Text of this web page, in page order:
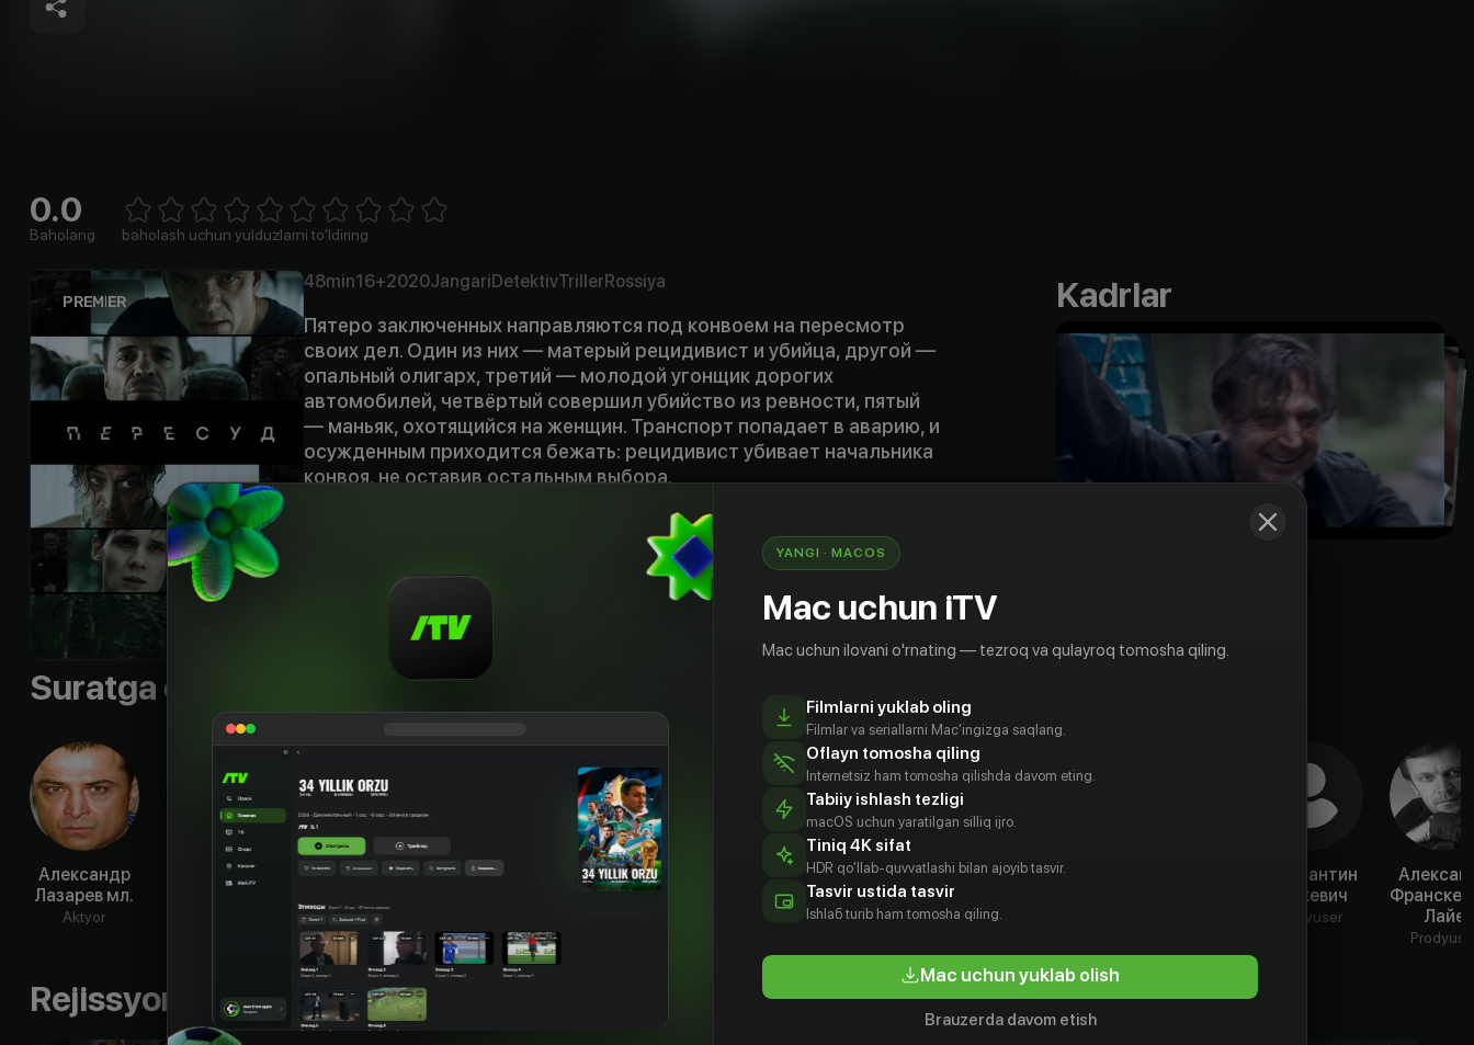
0.0
Baholang 1 Star2 Stars3 Stars4 Stars5 Stars6 Stars7 Stars8 Stars
baholash uchun yulduzlarni to'ldiring
48min16+2020JangariDetektivTrillerRossiya
Пятеро заключенных направляются под конвоем на пересмотр
своих дел. Один из них — матерый рецидивист и убийца, другой —
опальный олигарх, третий — молодой угонщик дорогих
автомобилей, четвёртый совершил убийство из ревности, пятый
— маньяк, охотящийся на женщин. Транспорт попадает в аварию, и
осужденным приходится бежать: рецидивист убивает начальника
конвоя, не оставив остальным выбора.
Kadrlar
Suratga olish guruhi
Александр
Лазарев мл.
Aktyor
Владимир
Сергей
Aktyor
Александр
Вячеслав
Чепурченко
Краснов
Андрес
Пуустусмаа
Aktyor
Александр
Константин
Ленкевич
Prodyuser
Лайе
Rejissyorning boshqa ishlari
YANGI · MACOS
Mac uchun iTV
Mac uchun ilovani o'rnating — tezroq va qulayroq tomosha qiling.
Filmlarni yuklab oling
Filmlar va seriallarni Mac'ingizga saqlang.
Oflayn tomosha qiling
Internetsiz ham tomosha qilishda davom eting.
Tabiiy ishlash tezligi
macOS uchun yaratilgan silliq ijro.
Tiniq 4K sifat
HDR qo'llab-quvvatlashi bilan ajoyib tasvir.
Tasvir ustida tasvir
Ishlаб turib ham tomosha qiling.
Mac uchun yuklab olish
Brauzerda davom etish